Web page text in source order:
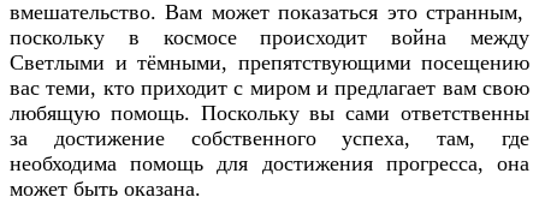
вмешательство. Вам может показаться это странным,
поскольку в космосе происходит война между
Светлыми и тёмными, препятствующими посещению
вас теми, кто приходит с миром и предлагает вам свою
любящую помощь. Поскольку вы сами ответственны
за достижение собственного успеха, там, где
необходима помощь для достижения прогресса, она
может быть оказана.